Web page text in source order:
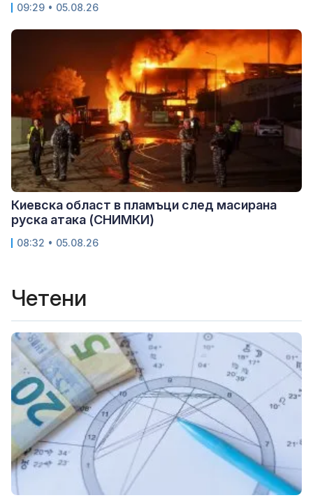
09:29 • 05.08.26
Киевска област в пламъци след масирана
руска атака (СНИМКИ)
08:32 • 05.08.26
Четени